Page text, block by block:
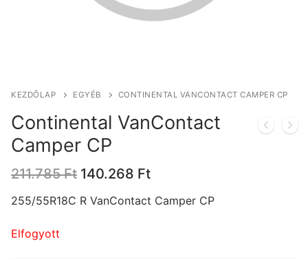
KEZDŐLAP EGYÉB CONTINENTAL VANCONTACT CAMPER CP
Continental VanContact
Camper CP
211.785Ft Original
was:
140.268 FtCurrent
is:
255/55R18C R VanContact Camper CP
Elfogyott